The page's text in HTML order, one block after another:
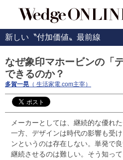
新しい〝付加価値〟最前線
なぜ象印マホービンの「
できるのか？
多賀一晃 （ 生活家電.com主宰）
メーカーとしては、継続的な優れ
一方、デザインは時代の影響も受
ンというのは存在しない。単発で
継続させるのは難しい。そう知っ